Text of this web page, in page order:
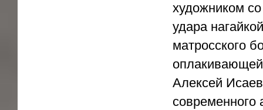
художником
удара
матросского
Алексей
современного